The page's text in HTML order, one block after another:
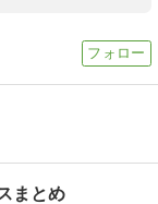
まとめ